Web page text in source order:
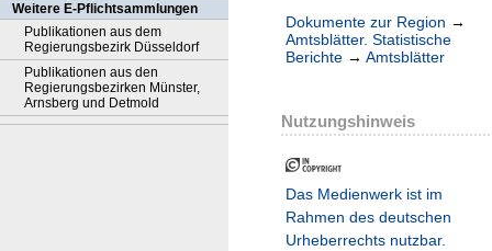
Weitere E-Pflichtsammlungen
Publikationen aus dem
Regierungsbezirk Düsseldorf
Publikationen aus den
Regierungsbezirken Münster,
Arnsberg und Detmold
Dokumente zur Region →
Amtsblätter. Statistische
Berichte → Amtsblätter
Nutzungshinweis
Das Medienwerk ist im
Rahmen des deutschen
Urheberrechts nutzbar.